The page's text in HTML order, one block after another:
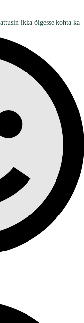
ikka õigesse kohta ka